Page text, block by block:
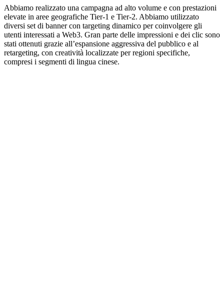
Abbiamo realizzato una campagna ad alto volume e con prestazioni
elevate in aree geografiche Tier-1 e Tier-2. Abbiamo utilizzato
diversi set di banner con targeting dinamico per coinvolgere gli
utenti interessati a Web3. Gran parte delle impressioni e dei clic sono
stati ottenuti grazie all’espansione aggressiva del pubblico e al
retargeting, con creatività localizzate per regioni specifiche,
compresi i segmenti di lingua cinese.